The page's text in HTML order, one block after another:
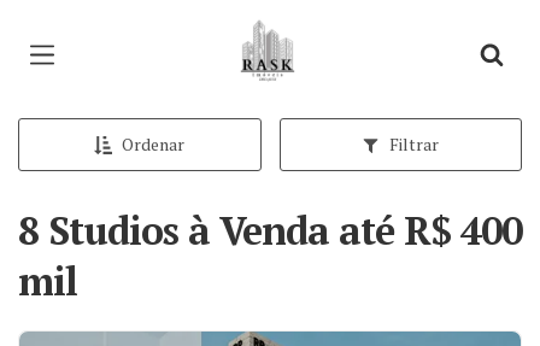
Página inicial
Ordenar Filtrar
8 Studios à Venda até R$ 400
mil